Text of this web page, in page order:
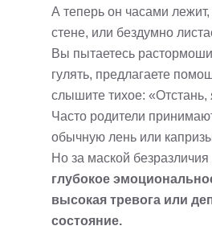
А теперь он часами
стене, или бездумно
Вы пытаетесь
гулять, предлагаете
слышите тихое: «Отстань,
Часто родители
обычную лень или
Но за маской безразличия
глубокое
высокая тревога или
состояние.